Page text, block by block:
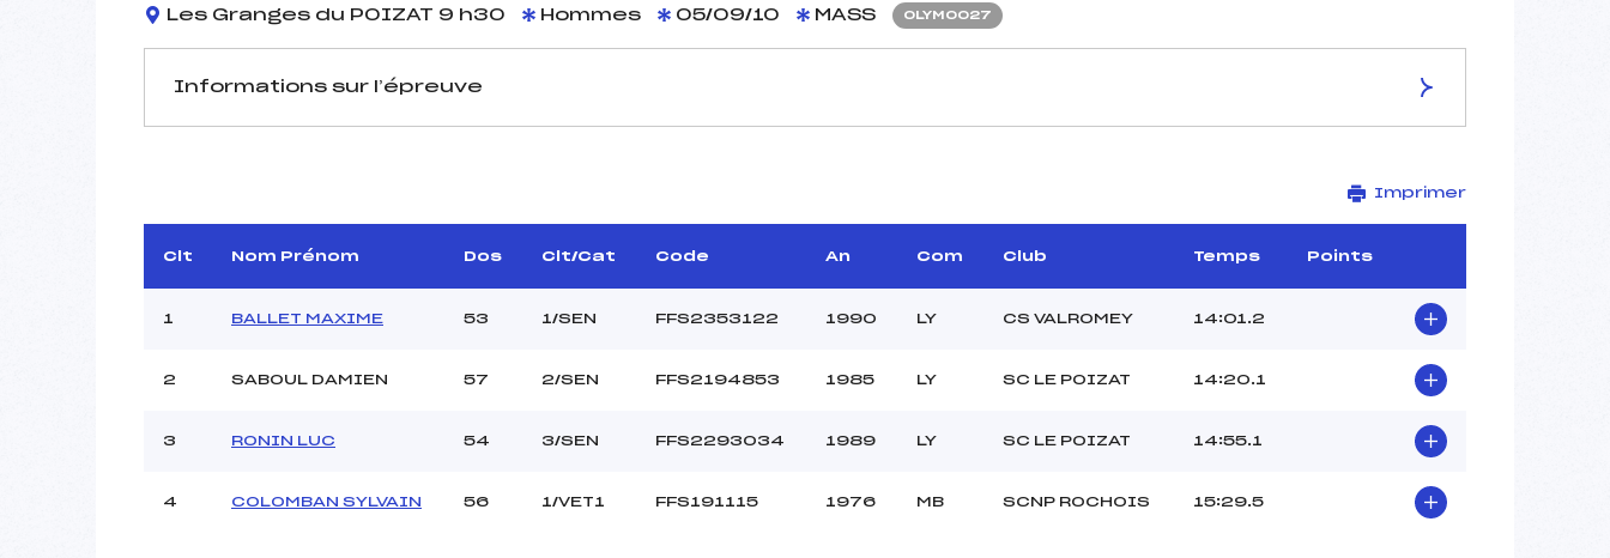
Les Granges du POIZAT 9 h30 Hommes 05/09/10 MASS OLYM0027
Informations sur l’épreuve
D.T Adjoint :
–
Dir. Epreuve :
PICHON JEAN (LY)
Site de Replis
Distance :
3.5 km
Point Haut :
Pénalité appliquée :
–
Imprimer
Clt Nom Prénom Dos Clt/Cat Code An Com Club Temps Points
1 BALLET MAXIME 53 1/SEN FFS2353122 1990 LY CS VALROMEY 14:01.2
2 SABOUL DAMIEN 57 2/SEN FFS2194853 1985 LY SC LE POIZAT 14:20.1
3 RONIN LUC 54 3/SEN FFS2293034 1989 LY SC LE POIZAT 14:55.1
4 COLOMBAN SYLVAIN 56 1/VET1 FFS191115 1976 MB SCNP ROCHOIS 15:29.5